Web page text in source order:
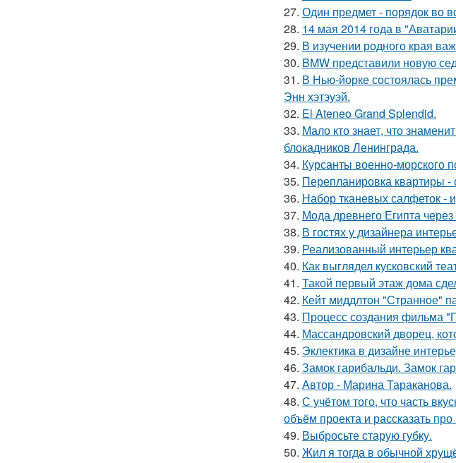
27. Один предмет - порядок во
28. 14 мая 2014 года в
29. В изучении родного края
30. BMW представили новую
31. В Нью-йорке состоялась
Энн хэтэуэй.
32. El Ateneo Grand Splendid.
33. Мало кто знает, что
блокадников Ленинграда.
34. Курсанты военно-морского
35. Перепланировка квартиры
36. Набор тканевых салфеток -
37. Мода древнего Египта
38. В гостях у дизайнера
39. Реализованный интерьер
40. Как выглядел кусковский
41. Такой первый этаж дома
42. Кейт миддлтон "Странное"
43. Процесс создания фильма
44. Массандровский дворец,
45. Эклектика в дизайне
46. Замок гарибальди. Замок
47. Автор - Марина Тараканова.
48. С учётом того, что часть
объём проекта и рассказать про
49. Выбросьте старую губку.
50. Жил я тогда в обычной